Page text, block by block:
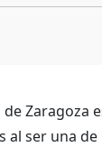
Zaragoza
ser una